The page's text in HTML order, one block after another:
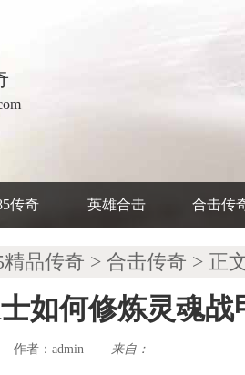
传奇 英雄合击 合击传
精品传奇 > 合击传奇 > 正
如何修炼灵魂战
作者： admin 来自：